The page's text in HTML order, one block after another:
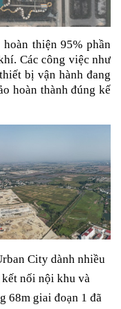
thiện 95% phần
Các công việc như
bị vận hành đang
hoàn thành đúng kế
City dành nhiều
nối nội khu và
68m giai đoạn 1 đã